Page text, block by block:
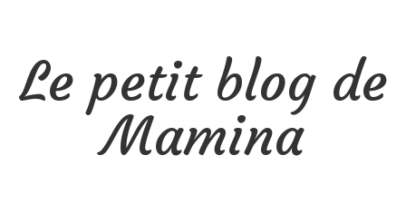
Le petit blog de
Mamina